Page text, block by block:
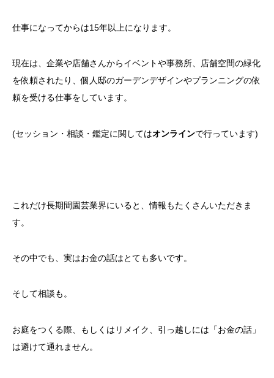
仕事になってからは15年以上になります。
現在は、企業や店舗さんからイベントや事務所、店舗空間の緑化
を依頼されたり、個人邸のガーデンデザインやプランニングの依
頼を受ける仕事をしています。
(セッション・相談・鑑定に関してはオンラインで行っています)
これだけ長期間園芸業界にいると、情報もたくさんいただきま
す。
その中でも、実はお金の話はとても多いです。
そして相談も。
お庭をつくる際、もしくはリメイク、引っ越しには「お金の話」
は避けて通れません。